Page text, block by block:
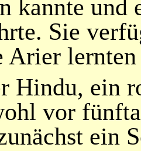
kannte
Sie
Arier
Hindu, ein
vor
ein